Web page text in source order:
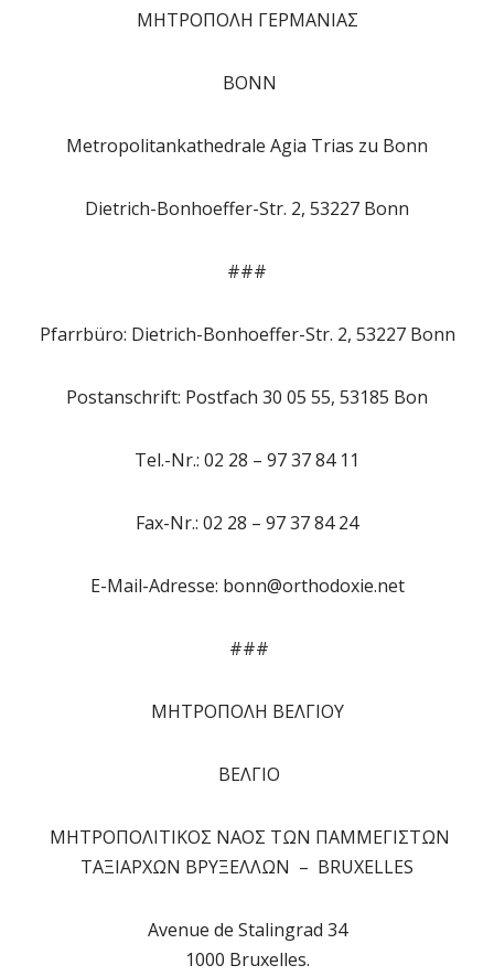
ΜΗΤΡΟΠΟΛΗ ΓΕΡΜΑΝΙΑΣ
BONN
Metropolitankathedrale Agia Trias zu Bonn
Dietrich-Bonhoeffer-Str. 2, 53227 Bonn
###
Pfarrbüro: Dietrich-Bonhoeffer-Str. 2, 53227 Bonn
Postanschrift: Postfach 30 05 55, 53185 Bon
Tel.-Nr.: 02 28 – 97 37 84 11
Fax-Nr.: 02 28 – 97 37 84 24
E-Mail-Adresse: bonn@orthodoxie.net
###
ΜΗΤΡΟΠΟΛΗ ΒΕΛΓΙΟΥ
ΒΕΛΓΙΟ
ΜΗΤΡΟΠΟΛΙΤΙΚΟΣ ΝΑΟΣ ΤΩΝ ΠΑΜΜΕΓΙΣΤΩΝ
ΤΑΞΙΑΡΧΩΝ ΒΡΥΞΕΛΛΩΝ – BRUXELLES
Avenue de Stalingrad 34
1000 Bruxelles.